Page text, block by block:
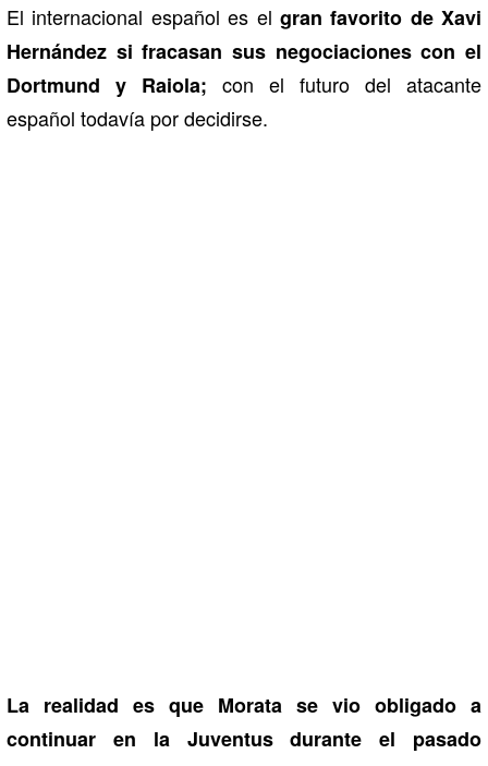
El internacional español es el gran favorito de Xavi
Hernández si fracasan sus negociaciones con el
Dortmund y Raiola; con el futuro del atacante
español todavía por decidirse.
La realidad es que Morata se vio obligado a
continuar en la Juventus durante el pasado